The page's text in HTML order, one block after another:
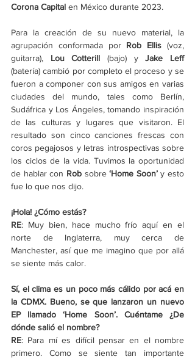
Corona Capital en México durante 2023.
Para la creación de su nuevo material, la
agrupación conformada por Rob Ellis (voz,
guitarra), Lou Cotterill (bajo) y Jake Leff
(batería) cambió por completo el proceso y se
fueron a componer con sus amigos en varias
ciudades del mundo, tales como Berlín,
Sudáfrica y Los Ángeles, tomando inspiración
de las culturas y lugares que visitaron. El
resultado son cinco canciones frescas con
coros pegajosos y letras introspectivas sobre
los ciclos de la vida. Tuvimos la oportunidad
de hablar con Rob sobre ‘Home Soon’ y esto
fue lo que nos dijo.
¡Hola! ¿Cómo estás?
RE: Muy bien, hace mucho frío aquí en el
norte de Inglaterra, muy cerca de
Manchester, así que me imagino que por allá
se siente más calor.
Sí, el clima es un poco más cálido por acá en
la CDMX. Bueno, se que lanzaron un nuevo
EP llamado ‘Home Soon’. Cuéntame ¿De
dónde salió el nombre?
RE: Para mí es difícil pensar en el nombre
primero. Como se siente tan importante